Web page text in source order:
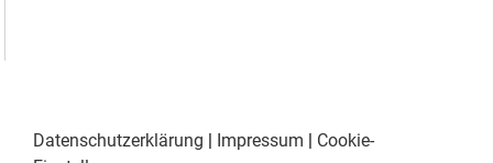
Datenschutzerklärung | Impressum | Cookie-